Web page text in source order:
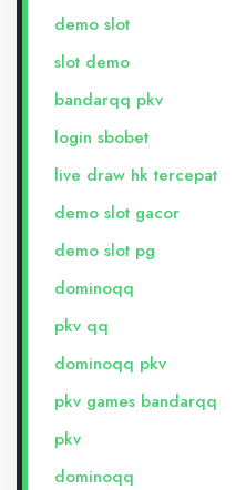
demo slot
slot demo
bandarqq pkv
login sbobet
live draw hk tercepat
demo slot gacor
demo slot pg
dominoqq
pkv qq
dominoqq pkv
pkv games bandarqq
pkv
dominoqq